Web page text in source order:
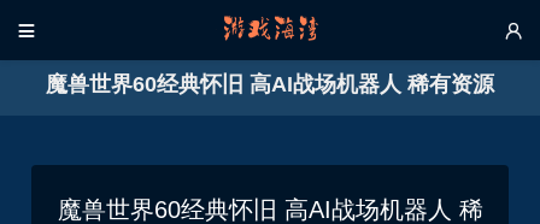
 
魔兽世界60经典怀旧 高AI战场机器人 稀有资源
魔兽世界60经典怀旧 高AI战场机器人 稀